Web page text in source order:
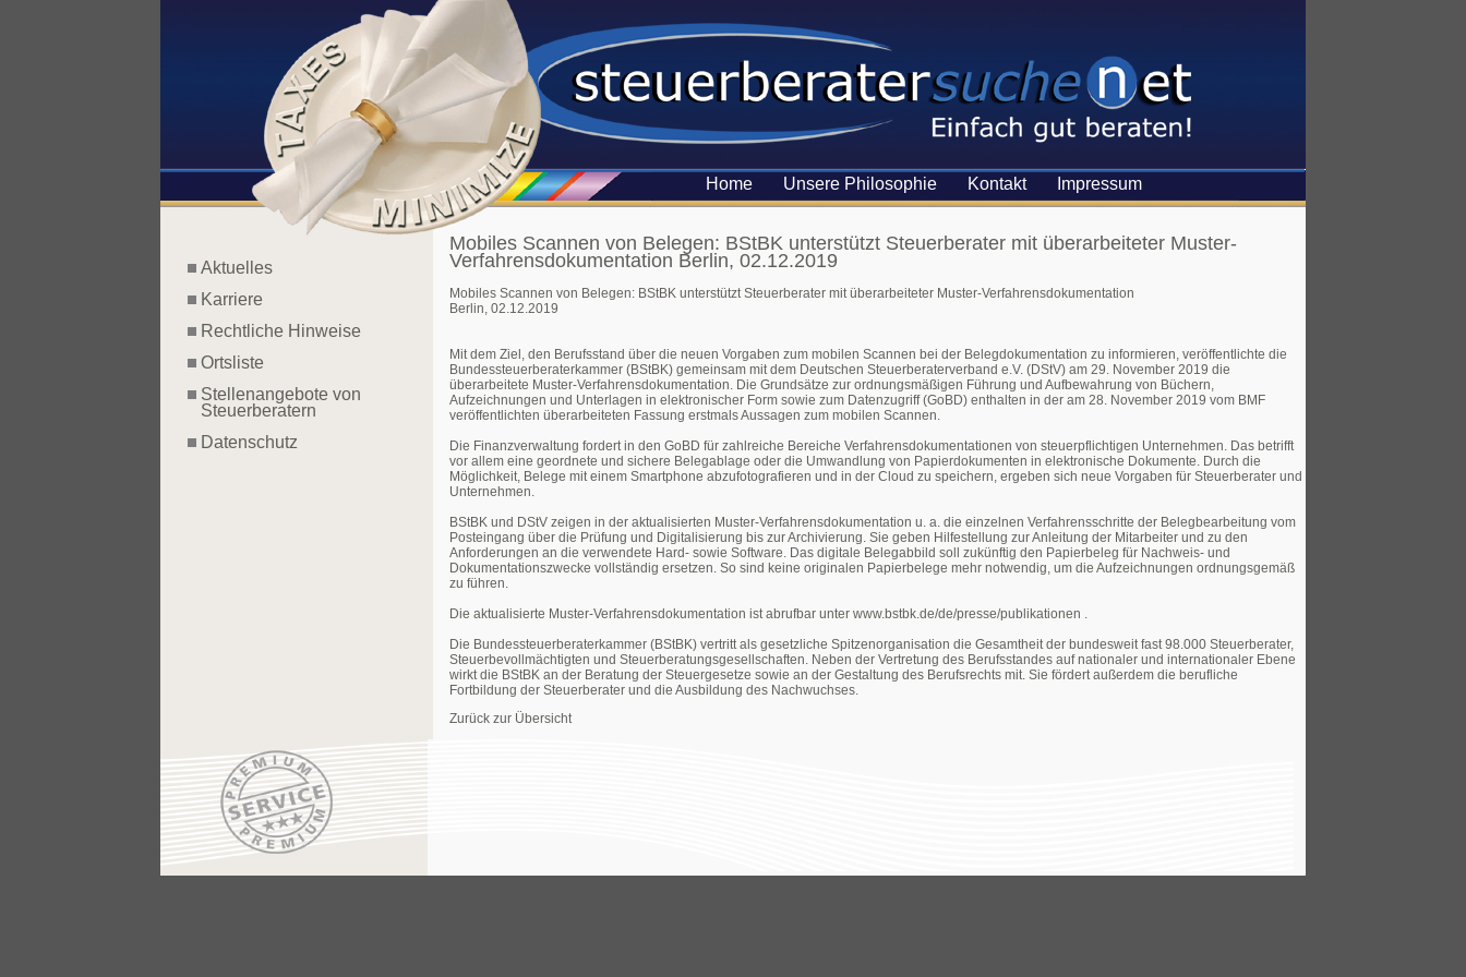
Aktuelles
Karriere
Rechtliche Hinweise
Ortsliste
Stellenangebote von
Steuerberatern
Datenschutz
Home Unsere Philosophie Kontakt Impressum
Mobiles Scannen von Belegen: BStBK unterstützt Steuerberater mit überarbeiteter Muster-
Verfahrensdokumentation Berlin, 02.12.2019
Mobiles Scannen von Belegen: BStBK unterstützt Steuerberater mit überarbeiteter Muster-Verfahrensdokumentation
Berlin, 02.12.2019
Mit dem Ziel, den Berufsstand über die neuen Vorgaben zum mobilen Scannen bei der Belegdokumentation zu informieren, veröffentlichte die
Bundessteuerberaterkammer (BStBK) gemeinsam mit dem Deutschen Steuerberaterverband e.V. (DStV) am 29. November 2019 die
überarbeitete Muster-Verfahrensdokumentation. Die Grundsätze zur ordnungsmäßigen Führung und Aufbewahrung von Büchern,
Aufzeichnungen und Unterlagen in elektronischer Form sowie zum Datenzugriff (GoBD) enthalten in der am 28. November 2019 vom BMF
veröffentlichten überarbeiteten Fassung erstmals Aussagen zum mobilen Scannen.
Die Finanzverwaltung fordert in den GoBD für zahlreiche Bereiche Verfahrensdokumentationen von steuerpflichtigen Unternehmen. Das betrifft
vor allem eine geordnete und sichere Belegablage oder die Umwandlung von Papierdokumenten in elektronische Dokumente. Durch die
Möglichkeit, Belege mit einem Smartphone abzufotografieren und in der Cloud zu speichern, ergeben sich neue Vorgaben für Steuerberater und
Unternehmen.
BStBK und DStV zeigen in der aktualisierten Muster-Verfahrensdokumentation u. a. die einzelnen Verfahrensschritte der Belegbearbeitung vom
Posteingang über die Prüfung und Digitalisierung bis zur Archivierung. Sie geben Hilfestellung zur Anleitung der Mitarbeiter und zu den
Anforderungen an die verwendete Hard- sowie Software. Das digitale Belegabbild soll zukünftig den Papierbeleg für Nachweis- und
Dokumentationszwecke vollständig ersetzen. So sind keine originalen Papierbelege mehr notwendig, um die Aufzeichnungen ordnungsgemäß
zu führen.
Die aktualisierte Muster-Verfahrensdokumentation ist abrufbar unter www.bstbk.de/de/presse/publikationen .
Die Bundessteuerberaterkammer (BStBK) vertritt als gesetzliche Spitzenorganisation die Gesamtheit der bundesweit fast 98.000 Steuerberater,
Steuerbevollmächtigten und Steuerberatungsgesellschaften. Neben der Vertretung des Berufsstandes auf nationaler und internationaler Ebene
wirkt die BStBK an der Beratung der Steuergesetze sowie an der Gestaltung des Berufsrechts mit. Sie fördert außerdem die berufliche
Fortbildung der Steuerberater und die Ausbildung des Nachwuchses.
Zurück zur Übersicht